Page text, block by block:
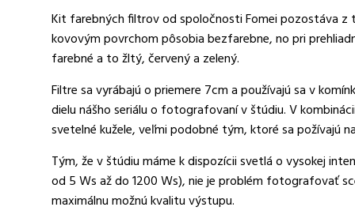
Kit farebných filtrov od spoločnosti Fomei pozostáva
kovovým povrchom pôsobia bezfarebne, no pri
farebné a to žltý, červený a zelený.
Filtre sa vyrábajú o priemere 7cm a používajú sa v
dielu nášho seriálu o fotografovaní v štúdiu. V
svetelné kužele, veľmi podobné tým, ktoré sa požívajú
Tým, že v štúdiu máme k dispozícii svetlá o vysokej
od 5 Ws až do 1200 Ws), nie je problém fotografovať
maximálnu možnú kvalitu výstupu.